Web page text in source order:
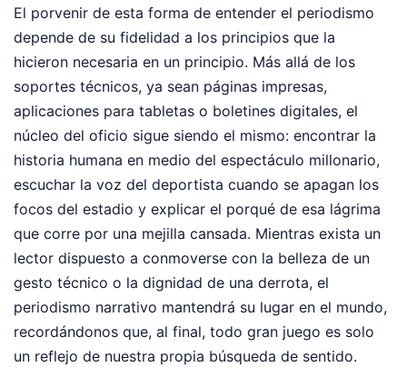
El porvenir de esta forma de entender el periodismo
depende de su fidelidad a los principios que la
hicieron necesaria en un principio. Más allá de los
soportes técnicos, ya sean páginas impresas,
aplicaciones para tabletas o boletines digitales, el
núcleo del oficio sigue siendo el mismo: encontrar la
historia humana en medio del espectáculo millonario,
escuchar la voz del deportista cuando se apagan los
focos del estadio y explicar el porqué de esa lágrima
que corre por una mejilla cansada. Mientras exista un
lector dispuesto a conmoverse con la belleza de un
gesto técnico o la dignidad de una derrota, el
periodismo narrativo mantendrá su lugar en el mundo,
recordándonos que, al final, todo gran juego es solo
un reflejo de nuestra propia búsqueda de sentido.